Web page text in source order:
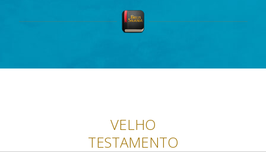
VELHO
TESTAMENTO